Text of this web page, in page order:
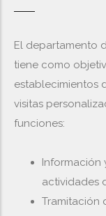
El departamento
tiene como
establecimientos
visitas
funciones:
Información
actividades
Tramitación